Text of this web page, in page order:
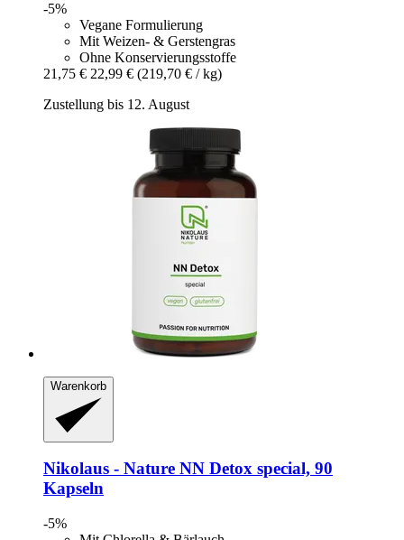
-5%
Vegane Formulierung
Mit Weizen- & Gerstengras
Ohne Konservierungsstoffe
21,75 € 22,99 € (219,70 € / kg)
Zustellung bis 12. August
Warenkorb
Nikolaus - Nature NN Detox special, 90
Kapseln
-5%